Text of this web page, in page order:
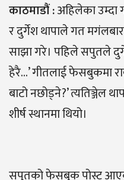
काठमाडौं :अहिलेका
र दुर्गेश थापाले गत
साझा गरे। पहिले सपुतले
हेरै…’ गीतलाई फेसबुकमा
बाटो नछोड्ने?’ त्यतिञ्जेल
शीर्ष स्थानमा थियो।
सपुतको फेसबुक पोस्ट